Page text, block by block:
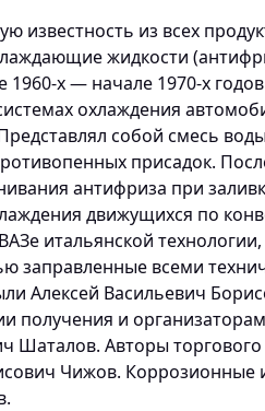
известность из всех
жидкости
1960-х — начале 1970-х
охлаждения
собой смесь
присадок.
антифриза при
движущихся по
итальянской
заправленные всеми
Алексей Васильевич
получения и
Шаталов. Авторы
Чижов.